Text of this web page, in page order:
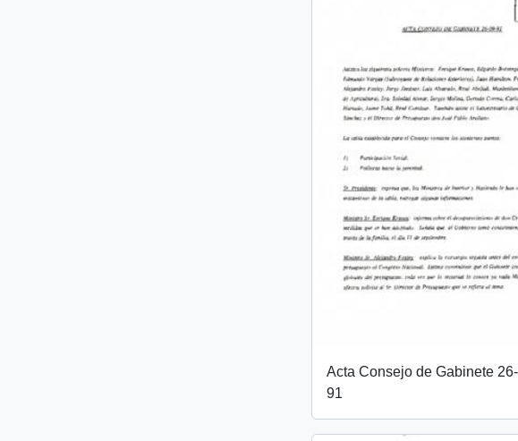
Acta Consejo de Gabinete
91